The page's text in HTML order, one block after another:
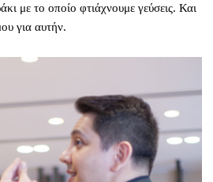
με το οποίο φτιάχνουμε γεύσεις. Και
για αυτήν.